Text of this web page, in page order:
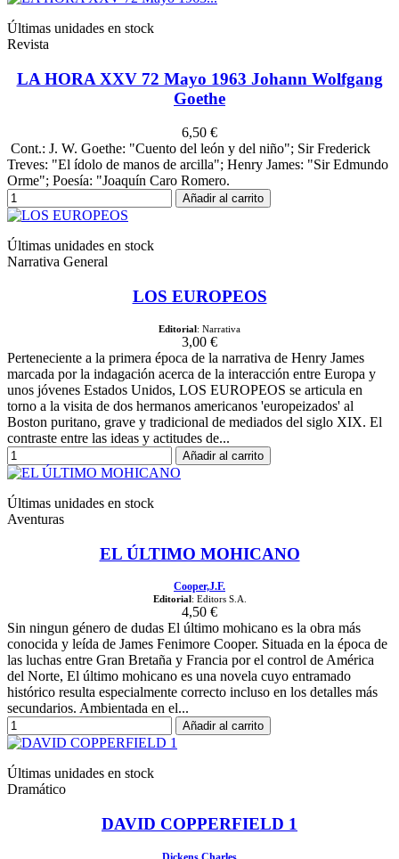
Últimas unidades en stock
Revista
LA HORA XXV 72 Mayo 1963 Johann Wolfgang
Goethe
6,50 €
Cont.: J. W. Goethe: "Cuento del león y del niño"; Sir Frederick
Treves: "El ídolo de manos de arcilla"; Henry James: "Sir Edmundo
Orme"; Poesía: "Joaquín Caro Romero.
Añadir al carrito
Últimas unidades en stock
Narrativa General
LOS EUROPEOS
Editorial: Narrativa
3,00 €
Perteneciente a la primera época de la narrativa de Henry James
marcada por la indagación acerca de la interacción entre Europa y
unos jóvenes Estados Unidos, LOS EUROPEOS se articula en
torno a la visita de dos hermanos americanos 'europeizados' al
Boston puritano, grave y tradicional de mediados del siglo XIX. El
contraste entre las ideas y actitudes de...
Añadir al carrito
Últimas unidades en stock
Aventuras
EL ÚLTIMO MOHICANO
Cooper,J.F.
Editorial : Editors S.A.
4,50 €
Sin ningun género de dudas El último mohicano es la obra más
conocida y leída de James Fenimore Cooper. Situada en la época de
las luchas entre Gran Bretaña y Francia por el control de América
del Norte, El último mohicano es una novela cuyo entramado
histórico resulta especialmente correcto incluso en los detalles más
secundarios. Ambientada en el...
Añadir al carrito
Últimas unidades en stock
Dramático
DAVID COPPERFIELD 1